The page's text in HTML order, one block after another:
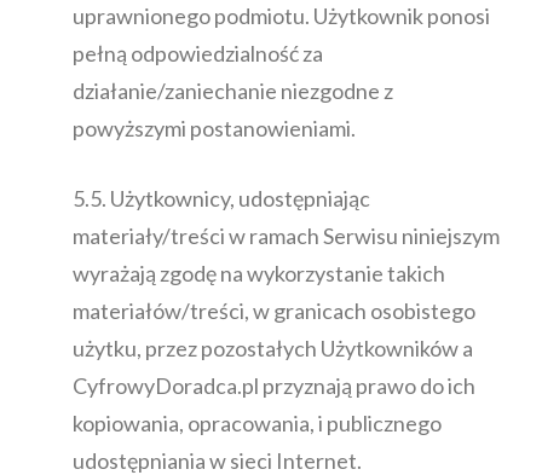
uprawnionego podmiotu. Użytkownik ponosi
pełną odpowiedzialność za
działanie/zaniechanie niezgodne z
powyższymi postanowieniami.
5.5. Użytkownicy, udostępniając
materiały/treści w ramach Serwisu niniejszym
wyrażają zgodę na wykorzystanie takich
materiałów/treści, w granicach osobistego
użytku, przez pozostałych Użytkowników a
CyfrowyDoradca.pl przyznają prawo do ich
kopiowania, opracowania, i publicznego
udostępniania w sieci Internet.